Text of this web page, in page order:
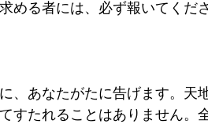
める者には、必ず報いてくだ
、あなたがたに告げます。天
すたれることはありません。